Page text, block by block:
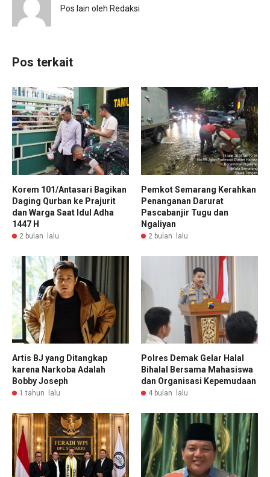
Pos lain oleh Redaksi
Pos terkait
Korem 101/Antasari Bagikan
Daging Qurban ke Prajurit
dan Warga Saat Idul Adha
1447 H
2 bulan lalu
Pemkot Semarang Kerahkan
Penanganan Darurat
Pascabanjir Tugu dan
Ngaliyan
2 bulan lalu
Artis BJ yang Ditangkap
karena Narkoba Adalah
Bobby Joseph
1 tahun lalu
Polres Demak Gelar Halal
Bihalal Bersama Mahasiswa
dan Organisasi Kepemudaan
4 bulan lalu